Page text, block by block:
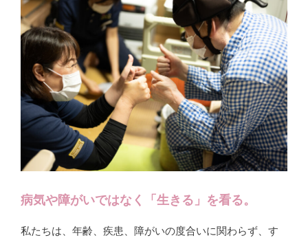
病気や障がいではなく「生きる」を看る。
私たちは、年齢、疾患、障がいの度合いに関わらず、す